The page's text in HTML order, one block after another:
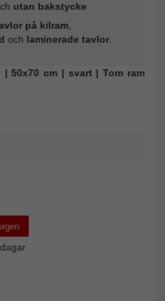
utan bakstycke
på kilram,
och laminerade tavlor.
| 50x70 cm | svart | Tom ram